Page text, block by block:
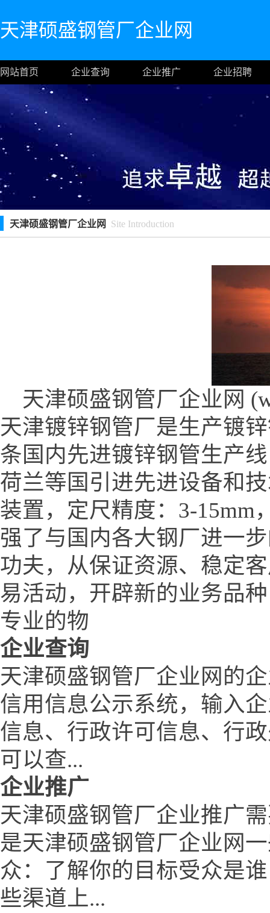
天津硕盛钢管厂企业网
网站首页 企业查询 企业推广 企业招聘
天津硕盛钢管厂企业网 Site Introduction
天津硕盛钢管厂企业网
天津镀锌钢管厂是生产镀
条国内先进镀锌钢管生产
荷兰等国引进先进设备和
装置，定尺精度：3-15mm
强了与国内各大钢厂进一
功夫，从保证资源、稳定
易活动，开辟新的业务品
专业的物
企业查询
天津硕盛钢管厂企业网的
信用信息公示系统，输入
信息、行政许可信息、行
可以查...
企业推广
天津硕盛钢管厂企业推广
是天津硕盛钢管厂企业网
众：了解你的目标受众是
些渠道上...